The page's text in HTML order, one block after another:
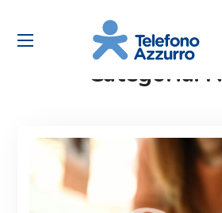
Categoria: